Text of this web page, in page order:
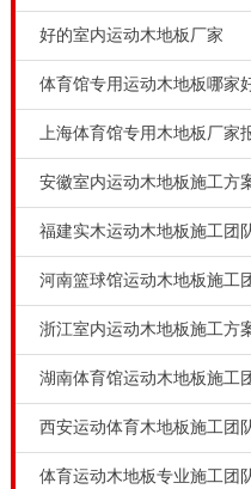
体育运动木地板是室内
地板需要很高的运动性
更加省力，所以体育运
要复杂。家装木地板基
地板是以系统结构的方
长，羽毛球馆体育实木
性能和高抗震性能的羽
据具有出色的综合特性
和其他球类运动以及举
构也是合适的。 福建赛
好的室内运动木地板厂家
体育馆专用运动木地板哪家
上海体育馆专用木地板厂家
安徽室内运动木地板施工方
福建实木运动木地板施工团
河南篮球馆运动木地板施工
浙江室内运动木地板施工方
湖南体育馆运动木地板施工
西安运动体育木地板施工团
体育运动木地板专业施工团